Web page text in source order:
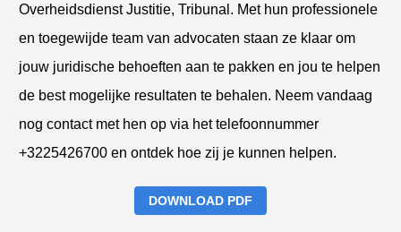
Overheidsdienst Justitie, Tribunal. Met hun professionele
en toegewijde team van advocaten staan ze klaar om
jouw juridische behoeften aan te pakken en jou te helpen
de best mogelijke resultaten te behalen. Neem vandaag
nog contact met hen op via het telefoonnummer
+3225426700 en ontdek hoe zij je kunnen helpen.
DOWNLOAD PDF